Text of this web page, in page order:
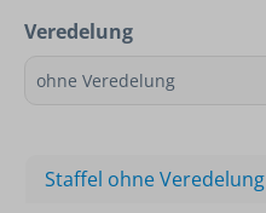
Veredelung
Staffel ohne Veredelung